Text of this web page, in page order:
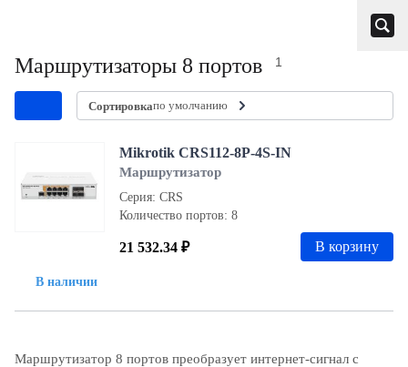
Маршрутизаторы 8 портов 1
Сортировкапо умолчанию
В наличии
Mikrotik CRS112-8P-4S-IN
Маршрутизатор
Серия: CRS
Количество портов: 8
21 532.34 ₽ В корзину
Маршрутизатор 8 портов преобразует интернет-сигнал с